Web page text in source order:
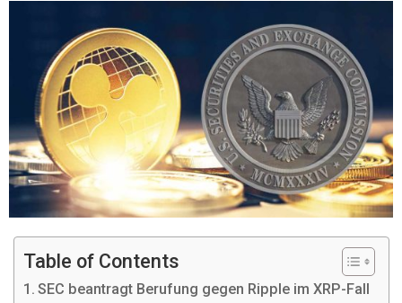
Table of Contents
SEC beantragt Berufung gegen Ripple im XRP-Fall